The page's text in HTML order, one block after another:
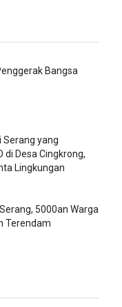
Bangsa
Serang yang
di Desa Cingkrong,
Lingkungan
5000an Warga
Terendam